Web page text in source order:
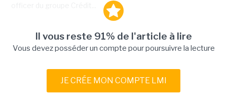
Il vous reste 91% de l'article à lire
Vous devez posséder un compte pour poursuivre la lecture
JE CRÉE MON COMPTE LMI